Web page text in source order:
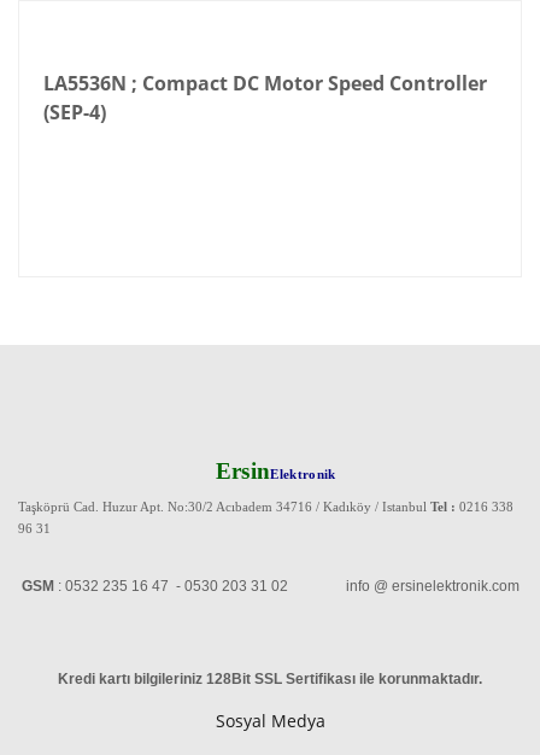
LA5536N ; Compact DC Motor Speed Controller
(SEP-4)
ErsinElektronik
Taşköprü Cad. Huzur Apt. No:30/2 Acıbadem 34716 / Kadıköy / Istanbul Tel : 0216 338
96 31
GSM : 0532 235 16 47 - 0530 203 31 02 info @ ersinelektronik.com
Kredi kartı bilgileriniz 128Bit SSL Sertifikası ile korunmaktadır.
Sosyal Medya